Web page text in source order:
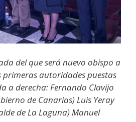
del que será nuevo obispo a
primeras autoridades puestas
a derecha: Fernando Clavijo
de Canarias) Luis Yeray
de La Laguna) Manuel